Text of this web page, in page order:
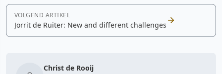
VOLGEND ARTIKEL
Jorrit de Ruiter: New and different challenges
Christ de Rooij